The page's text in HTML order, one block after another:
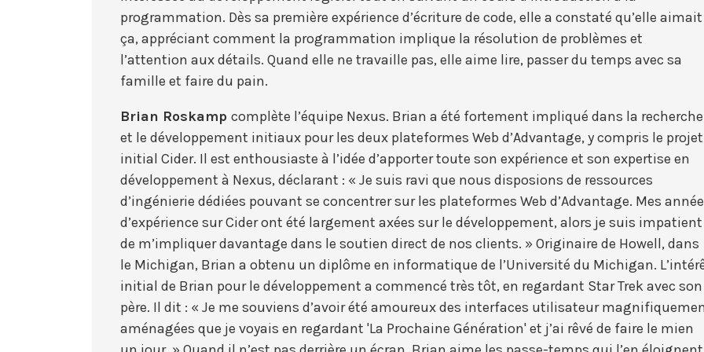
programmation. Dès sa première expérience d’écriture de code, elle a constaté qu’elle aimait
ça, appréciant comment la programmation implique la résolution de problèmes et
l’attention aux détails. Quand elle ne travaille pas, elle aime lire, passer du temps avec sa
famille et faire du pain.
Brian Roskamp complète l’équipe Nexus. Brian a été fortement impliqué dans la recherche
et le développement initiaux pour les deux plateformes Web d’Advantage, y compris le projet
initial Cider. Il est enthousiaste à l’idée d’apporter toute son expérience et son expertise en
développement à Nexus, déclarant : « Je suis ravi que nous disposions de ressources
d’ingénierie dédiées pouvant se concentrer sur les plateformes Web d’Advantage. Mes
d’expérience sur Cider ont été largement axées sur le développement, alors je suis impatient
de m’impliquer davantage dans le soutien direct de nos clients. » Originaire de Howell, dans
le Michigan, Brian a obtenu un diplôme en informatique de l’Université du Michigan.
initial de Brian pour le développement a commencé très tôt, en regardant Star Trek avec son
père. Il dit : « Je me souviens d’avoir été amoureux des interfaces utilisateur
aménagées que je voyais en regardant 'La Prochaine Génération' et j’ai rêvé de faire le mien